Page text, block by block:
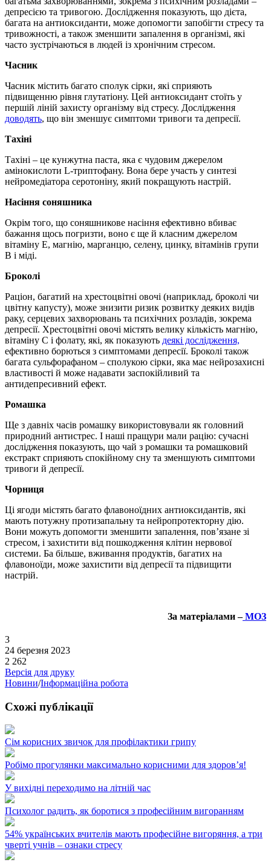
депресією та тривогою. Дослідження показують, що дієта,
багата на антиоксиданти, може допомогти запобігти стресу та
тривожності, а також зменшити запалення в організмі, які
часто зустрічаються в людей із хронічним стресом.
Часник
Часник містить багато сполук сірки, які сприяють
підвищенню рівня глутатіону. Цей антиоксидант стоїть у
першій ліній захисту організму від стресу. Дослідження
доводять, що він зменшує симптоми тривоги та депресії.
Тахіні
Тахіні – це кунжутна паста, яка є чудовим джерелом
амінокислоти L-триптофану. Вона бере участь у синтезі
нейромедіатора серотоніну, який покращують настрій.
Насіння соняшника
Окрім того, що соняшникове насіння ефективно вбиває
бажання щось погризти, воно є ще й класним джерелом
вітаміну Е, магнію, марганцю, селену, цинку, вітамінів групи
В і міді.
Броколі
Раціон, багатий на хрестоцвітні овочі (наприклад, броколі чи
цвітну капусту), може знизити ризик розвитку деяких видів
раку, серцевих захворювань та психічних розладів, зокрема
депресії. Хрестоцвітні овочі містять велику кількість магнію,
вітаміну С і фолату, які, як показують деякі дослідження,
ефективно борються з симптомами депресії. Броколі також
багата сульфорафаном – сполукою сірки, яка має нейрозахисні
властивості й може надавати заспокійливий та
антидепресивний ефект.
Ромашка
Ще з давніх часів ромашку використовували як головний
природний антистрес. І наші пращури мали рацію: сучасні
дослідження показують, що чай з ромашки та ромашковий
екстракт сприяють спокійному сну та зменшують симптоми
тривоги й депресії.
Чорниця
Ці ягоди містять багато флавоноїдних антиоксидантів, які
мають потужну протизапальну та нейропротекторну дію.
Вони можуть допомогти зменшити запалення, пов’язане зі
стресом, і захистити від пошкодження клітин нервової
системи. Ба більше, вживання продуктів, багатих на
флавоноїди, може захистити від депресії та підвищити
настрій.
За матеріалами –МОЗ
3
24 березня 2023
2 262
Версія для друку
Новини/Інформаційна робота
Схожі публікації
Сім корисних звичок для профілактики грипу
Робімо прогулянки максимально корисними для здоров’я!
У вихідні переходимо на літній час
Психолог радить, як боротися з професійним вигоранням
54% українських вчителів мають професійне вигоряння, а три
чверті учнів – ознаки стресу